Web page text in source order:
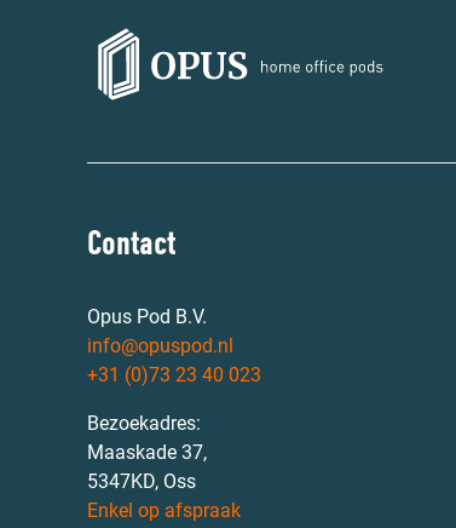
Contact
Opus Pod B.V.
info@opuspod.nl
+31 (0)73 23 40 023
Bezoekadres:
Maaskade 37,
5347KD, Oss
Enkel op afspraak